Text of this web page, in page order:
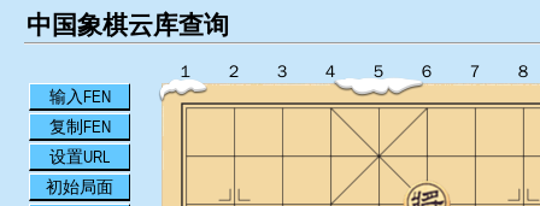
中国象棋云库查询
输入FEN
复制FEN
设置URL
初始局面
１ ２ ３ ４ ５ ６ ７ ８